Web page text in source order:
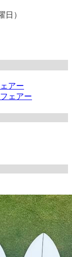
日）
アー